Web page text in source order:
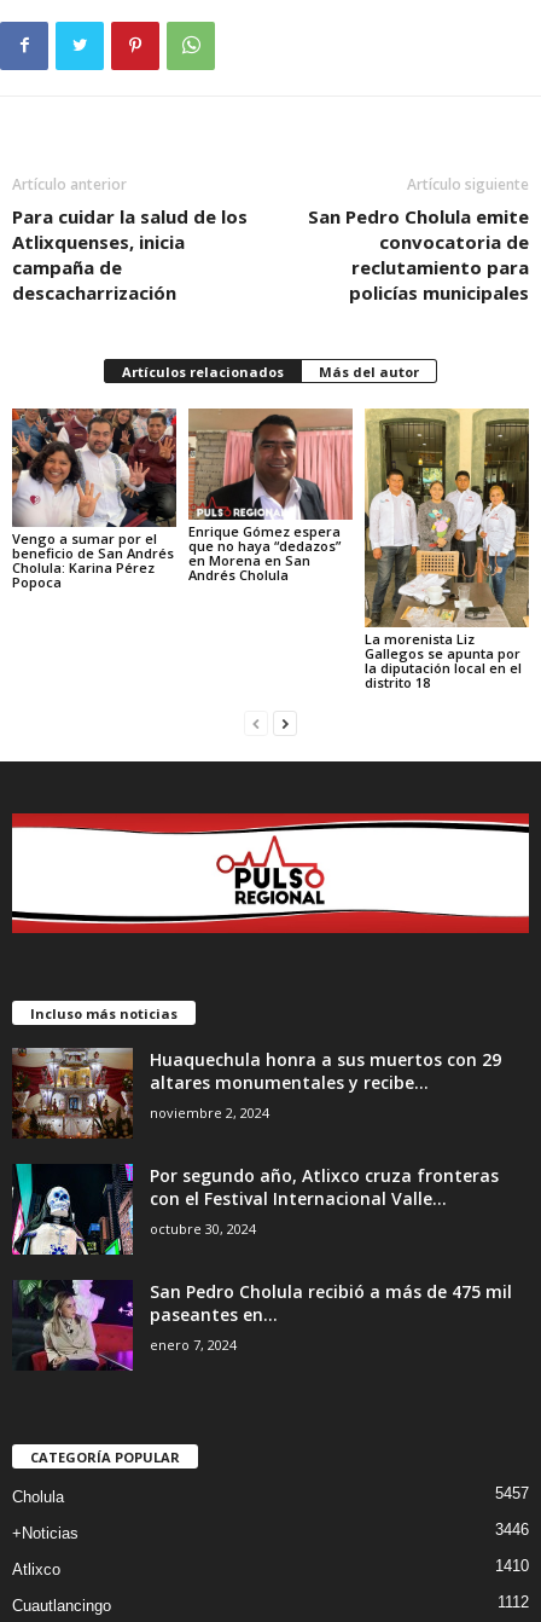
Artículo anterior
Para cuidar la salud de los
Atlixquenses, inicia
campaña de
descacharrización
Artículo siguiente
San Pedro Cholula emite
convocatoria de
reclutamiento para
policías municipales
Artículos relacionados Más del autor
Vengo a sumar por el
beneficio de San Andrés
Cholula: Karina Pérez
Popoca
Enrique Gómez espera
que no haya “dedazos”
en Morena en San
Andrés Cholula
La morenista Liz
Gallegos se apunta por
la diputación local en el
distrito 18
Incluso más noticias
Huaquechula honra a sus muertos con 29
altares monumentales y recibe...
noviembre 2, 2024
Por segundo año, Atlixco cruza fronteras
con el Festival Internacional Valle...
octubre 30, 2024
San Pedro Cholula recibió a más de 475 mil
paseantes en...
enero 7, 2024
CATEGORÍA POPULAR
Cholula 5457
+Noticias 3446
Atlixco 1410
Cuautlancingo 1112